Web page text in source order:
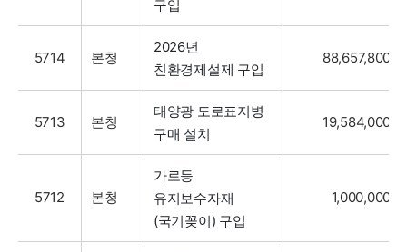
구입
5714 본청
2026년
친환경제설제 구입
88,657,800
5713 본청
태양광 도로표지병
구매 설치
19,584,000
5712 본청
가로등
유지보수자재
(국기꽂이) 구입
1,000,000